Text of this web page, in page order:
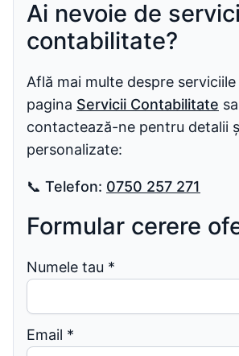
Ai nevoie de
contabilitate?
Află mai multe despre
pagina Servicii Contabilitate
contactează-ne pentru detalii
personalizate:
📞 Telefon: 0750 257 271
Formular cerere
Numele tau *
Email *